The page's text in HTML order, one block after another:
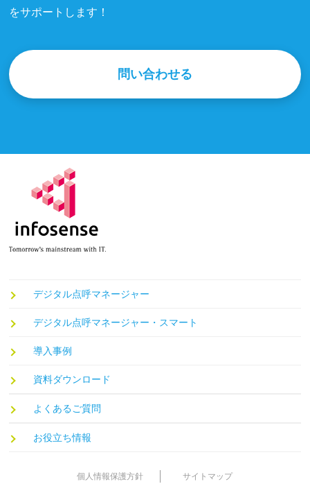
をサポートします！
問い合わせる
デジタル点呼マネージャー
デジタル点呼マネージャー・スマート
導入事例
資料ダウンロード
よくあるご質問
お役立ち情報
個人情報保護方針 サイトマップ